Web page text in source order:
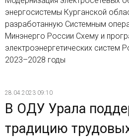
энергосистемы Курганской
разработанную Системным
Минэнерго России Схему и
электроэнергетических систем
2023–2028 годы
28.04.2023 09:10
В ОДУ Урала
традицию